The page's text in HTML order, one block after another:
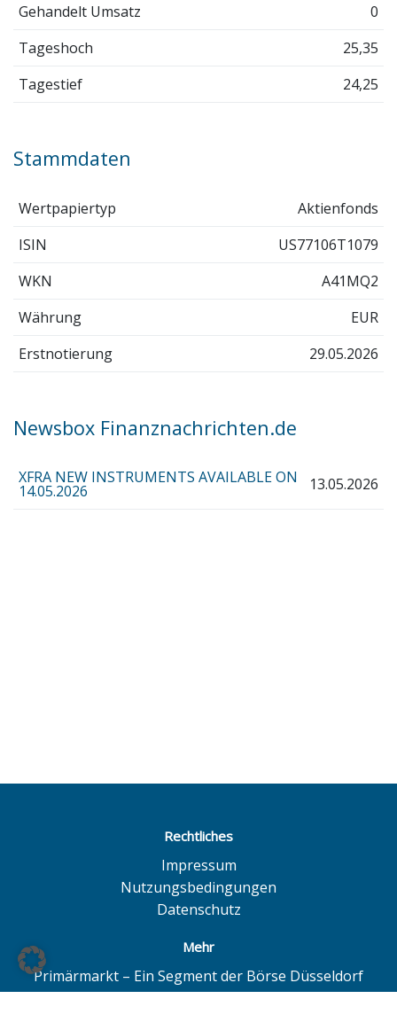
Gehandelt Umsatz
0
Tageshoch
25,35
Tagestief
24,25
Stammdaten
Wertpapiertyp
Aktienfonds
ISIN
US77106T1079
WKN
A41MQ2
Währung
EUR
Erstnotierung
29.05.2026
Newsbox Finanznachrichten.de
XFRA NEW INSTRUMENTS AVAILABLE ON
14.05.2026 13.05.2026
Rechtliches
Impressum
Nutzungsbedingungen
Datenschutz
Mehr
Primärmarkt – Ein Segment der Börse Düsseldorf
Quotrix – Ein System der Börse Düsseldorf